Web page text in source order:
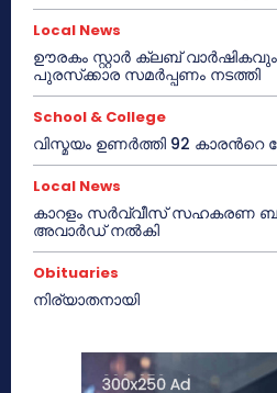
Local News
ഊരകം സ്റ്റാർ ക്ലബ്
പുരസ്‌ക്കാര സമർപ്പണം നടത്തി
School & College
വിസ്മയം ഉണർത്തി 92
Local News
കാറളം സർവ്വീസ് സഹകരണ
അവാർഡ് നൽകി
Obituaries
നിര്യാതനായി